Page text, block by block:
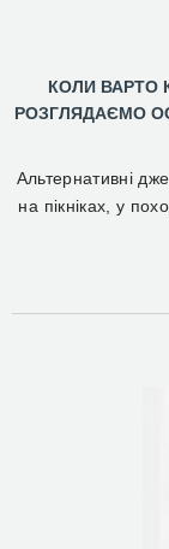
КОЛИ ВАРТО
РОЗГЛЯДАЄМО
Альтернативні
на пікніках, у